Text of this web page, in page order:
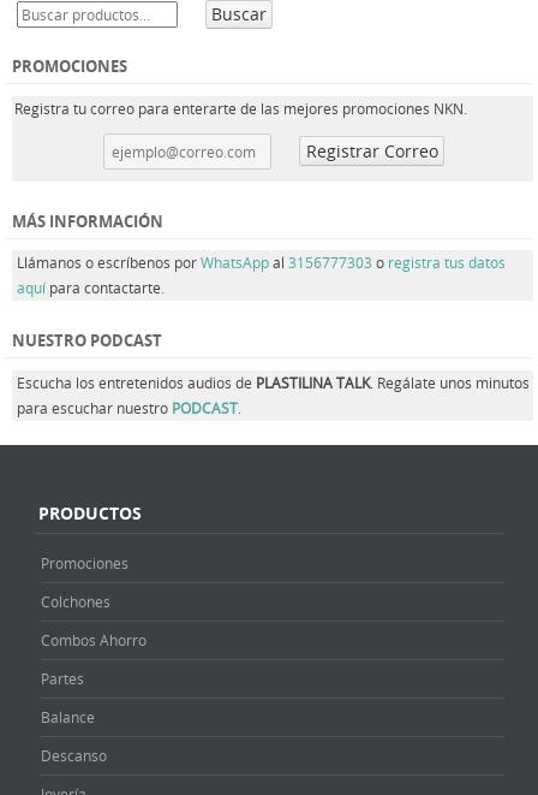
Buscar
PROMOCIONES
Registra tu correo para enterarte de las mejores promociones NKN.
MÁS INFORMACIÓN
Llámanos o escríbenos porWhatsAppal 3156777303 o registra tus datos
aquí para contactarte.
NUESTRO PODCAST
Escucha los entretenidos audios de PLASTILINA TALK. Regálate unos minutos
para escuchar nuestro PODCAST
PRODUCTOS
Promociones
Colchones
Combos Ahorro
Partes
Balance
Descanso